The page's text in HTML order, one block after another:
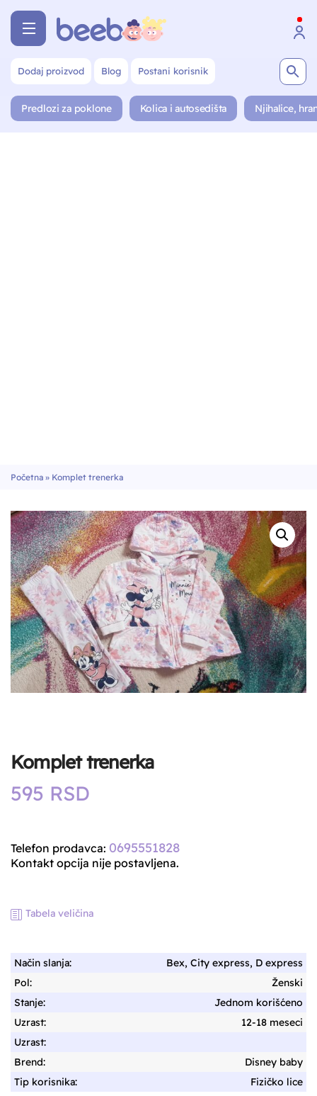
Dodaj proizvod Blog Postani korisnik
Predlozi za poklone Kolica i autosedišta Njihalice,
Početna » Komplet trenerka
Komplet trenerka
595 RSD
Telefon prodavca: 0695551828
Kontakt opcija nije postavljena.
Tabela veličina
Način slanja:
Bex, City express, D express
Pol:
Ženski
Stanje:
Jednom korišćeno
Uzrast:
12-18 meseci
Uzrast:
Brend:
Disney baby
Tip korisnika:
Fizičko lice